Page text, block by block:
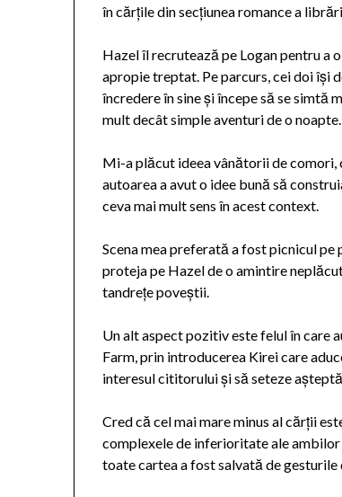
în cărțile din secțiunea romance a
Hazel îl recrutează pe Logan pentru a
apropie treptat. Pe parcurs, cei doi își
încredere în sine și începe să se simtă
mult decât simple aventuri de o noapte.
Mi-a plăcut ideea vânătorii de comori,
autoarea a avut o idee bună să
ceva mai mult sens în acest context.
Scena mea preferată a fost picnicul
proteja pe Hazel de o amintire
tandrețe poveștii.
Un alt aspect pozitiv este felul în care
Farm, prin introducerea Kirei care
interesul cititorului și să seteze
Cred că cel mai mare minus al cărții
complexele de inferioritate ale
toate cartea a fost salvată de gesturile